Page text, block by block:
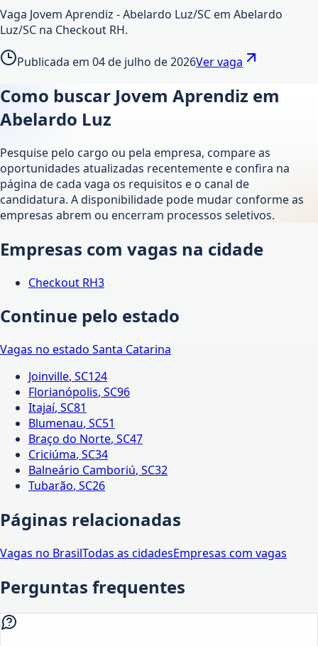
Vaga Jovem Aprendiz - Abelardo Luz/SC em Abelardo
Luz/SC na Checkout RH.
Publicada em 04 de julho de 2026Ver vaga
Como buscar Jovem Aprendiz em
Abelardo Luz
Pesquise pelo cargo ou pela empresa, compare as
oportunidades atualizadas recentemente e confira na
página de cada vaga os requisitos e o canal de
candidatura. A disponibilidade pode mudar conforme as
empresas abrem ou encerram processos seletivos.
Empresas com vagas na cidade
Checkout RH3
Continue pelo estado
Vagas no estado Santa Catarina
Joinville, SC124
Florianópolis, SC96
Itajaí, SC81
Blumenau, SC51
Braço do Norte, SC47
Criciúma, SC34
Balneário Camboriú, SC32
Tubarão, SC26
Páginas relacionadas
Vagas no BrasilTodas as cidadesEmpresas com vagas
Perguntas frequentes